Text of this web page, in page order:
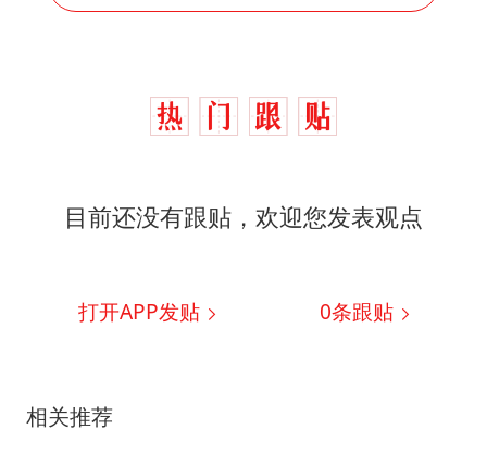
目前还没有跟贴，欢迎您发表观点
打开APP发贴 0条跟贴
相关推荐